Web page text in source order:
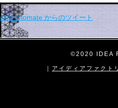
@pf_otomate からのツイート
©2020 IDEA
｜ アイディアファクト